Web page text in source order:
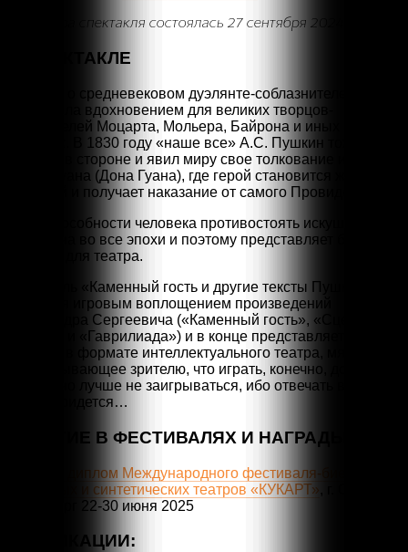
Премьера спектакля состоялась 27 сентября 2024 года
О СПЕКТАКЛЕ
Легенда о средневековом дуэлянте-соблазнителе
послужила вдохновением для великих творцов-
сочинителей Моцарта, Мольера, Байрона и иных многих
славных. В 1830 году «наше все» А.С. Пушкин тоже не
остался в стороне и явил миру свое толкование истории
Дона Жуана (Дона Гуана), где герой становится жертвой
страстей и получает наказание от самого Провидения.
Тема способности человека противостоять искушению
актуальна во все эпохи и поэтому представляет большой
интерес для театра.
Спектакль «Каменный гость и другие тексты Пушкина»
является игровым воплощением произведений
Александра Сергеевича («Каменный гость», «Сцена из
Фауста» и «Гаврилиада») и в конце представляет из себя
действо в формате интеллектуального театра, мягко
подсказывающее зрителю, что играть, конечно, до поры
можно, но лучше не заигрываться, ибо отвечать все
равно придется…
УЧАСТИЕ В ФЕСТИВАЛЯХ И НАГРАДЫ:
Золотой диплом Международного фестиваля-биеннале
кукольных и синтетических театров «КУКАРТ»
Петербург 22-30 июня 2025
ПУБЛИКАЦИИ: